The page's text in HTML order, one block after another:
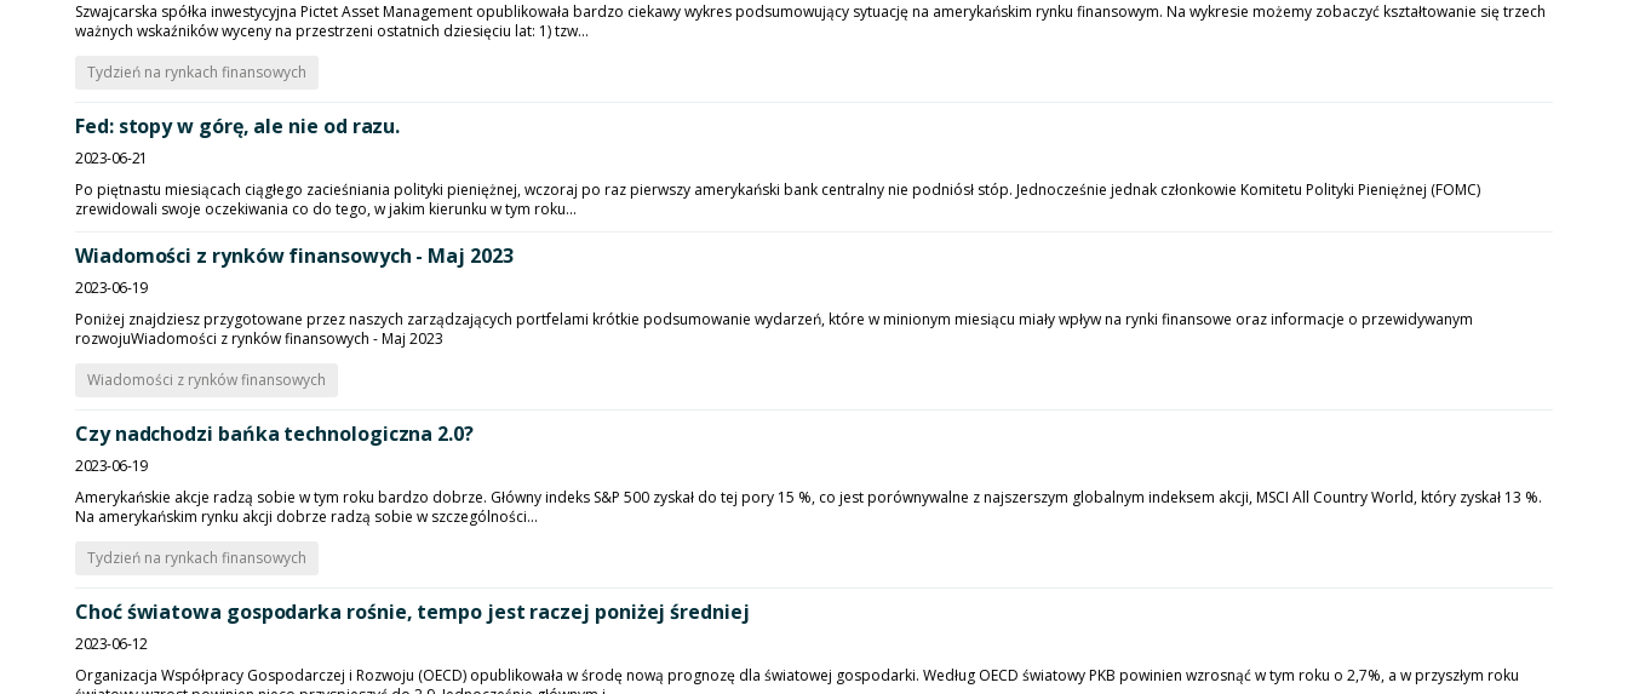
Szwajcarska spółka inwestycyjna Pictet Asset Management opublikowała bardzo ciekawy wykres podsumowujący sytuację na amerykańskim rynku finansowym. Na wykresie możemy zobaczyć kształtowanie się trzech
ważnych wskaźników wyceny na przestrzeni ostatnich dziesięciu lat: 1) tzw...
Tydzień na rynkach finansowych
Fed: stopy w górę, ale nie od razu.
2023-06-21
Po piętnastu miesiącach ciągłego zacieśniania polityki pieniężnej, wczoraj po raz pierwszy amerykański bank centralny nie podniósł stóp. Jednocześnie jednak członkowie Komitetu Polityki Pieniężnej (FOMC)
zrewidowali swoje oczekiwania co do tego, w jakim kierunku w tym roku...
Wiadomości z rynków finansowych - Maj 2023
2023-06-19
Poniżej znajdziesz przygotowane przez naszych zarządzających portfelami krótkie podsumowanie wydarzeń, które w minionym miesiącu miały wpływ na rynki finansowe oraz informacje o przewidywanym
rozwojuWiadomości z rynków finansowych - Maj 2023
Wiadomości z rynków finansowych
Czy nadchodzi bańka technologiczna 2.0?
2023-06-19
Amerykańskie akcje radzą sobie w tym roku bardzo dobrze. Główny indeks S&P 500 zyskał do tej pory 15 %, co jest porównywalne z najszerszym globalnym indeksem akcji, MSCI All Country World, który zyskał 13 %.
Na amerykańskim rynku akcji dobrze radzą sobie w szczególności...
Tydzień na rynkach finansowych
Choć światowa gospodarka rośnie, tempo jest raczej poniżej średniej
2023-06-12
Organizacja Współpracy Gospodarczej i Rozwoju (OECD) opublikowała w środę nową prognozę dla światowej gospodarki. Według OECD światowy PKB powinien wzrosnąć w tym roku o 2,7%, a w przyszłym roku